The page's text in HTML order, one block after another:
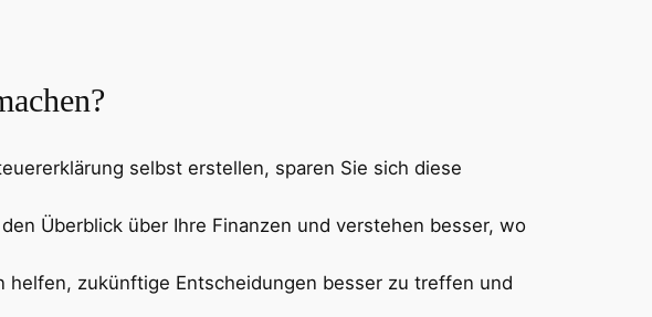
selbst erstellen, sparen Sie sich diese
Überblick über Ihre Finanzen und verstehen besser, wo
helfen, zukünftige Entscheidungen besser zu treffen und